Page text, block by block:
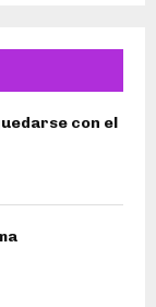
con el